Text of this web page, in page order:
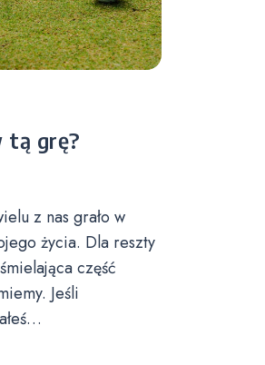
tą grę?
z nas grało w
życia. Dla reszty
część
Jeśli